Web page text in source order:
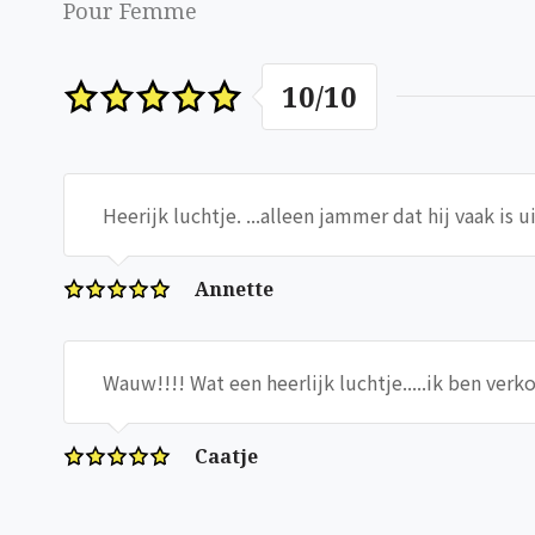
Pour Femme
10/10
Heerijk luchtje. ...alleen jammer dat hij vaak is
Annette
Wauw!!!! Wat een heerlijk luchtje.....ik ben
Caatje